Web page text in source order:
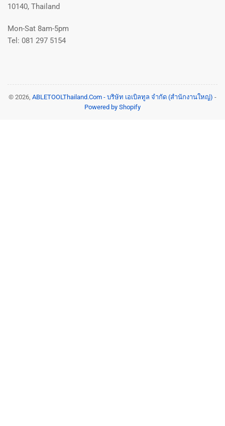
10140, Thailand
Mon-Sat 8am-5pm
Tel: 081 297 5154
© 2026, ABLETOOLThailand.Com - บริษัท เอเบิลทูล จำกัด (สำนักงานใหญ่) -
Powered by Shopify